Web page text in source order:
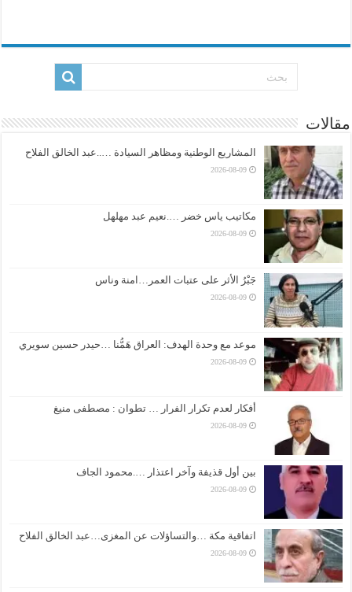
مقالات
المشاريع الوطنية ومظاهر السيادة …..عبد الخالق الفلاح
2026-08-09
مكاتيب ياس خضر ….نعيم عبد مهلهل
2026-08-09
جَبْرُ الأثر على عتبات العمر…امنة وناس
2026-08-09
موعد مع وحدة الهدف: العراق هَمُّنا …حيدر حسين سويري
2026-08-09
أفكار لعدم تكرار الفرار … تطوان : مصطفى منيغ
2026-08-09
بين أول قذيفة وآخر اعتذار ….محمود الجاف
2026-08-09
اتفاقية مكة …والتساؤلات عن المغزى…عبد الخالق الفلاح
2026-08-09